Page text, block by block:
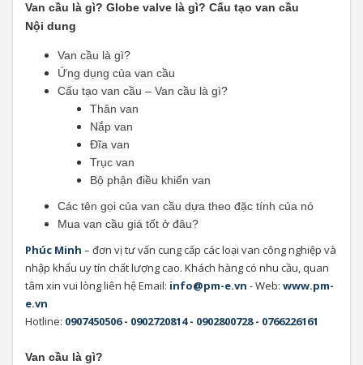
Van cầu là gì? Globe valve là gì? Cấu tạo van cầu
Nội dung
Van cầu là gì?
Ứng dụng của van cầu
Cấu tạo van cầu – Van cầu là gì?
Thân van
Nắp van
Đĩa van
Trục van
Bộ phận điều khiển van
Các tên gọi của van cầu dựa theo đặc tính của nó
Mua van cầu giá tốt ở đâu?
Phúc Minh – đơn vị tư vấn cung cấp các loại van công nghiệp và
nhập khẩu uy tín chất lượng cao. Khách hàng có nhu cầu, quan
tâm xin vui lòng liên hệ Email: info@pm-e.vn - Web: www.pm-
e.vn
Hotline: 0907450506- 0902720814- 0902800728- 0766226161
Van cầu là gì?